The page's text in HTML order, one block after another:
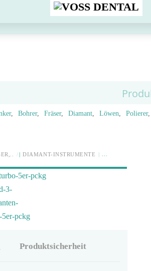
Menu
Bohrer Fräser Diamant Löwen Polierer
DIAMANT-INSTRUMENTE
Produktsicherheit